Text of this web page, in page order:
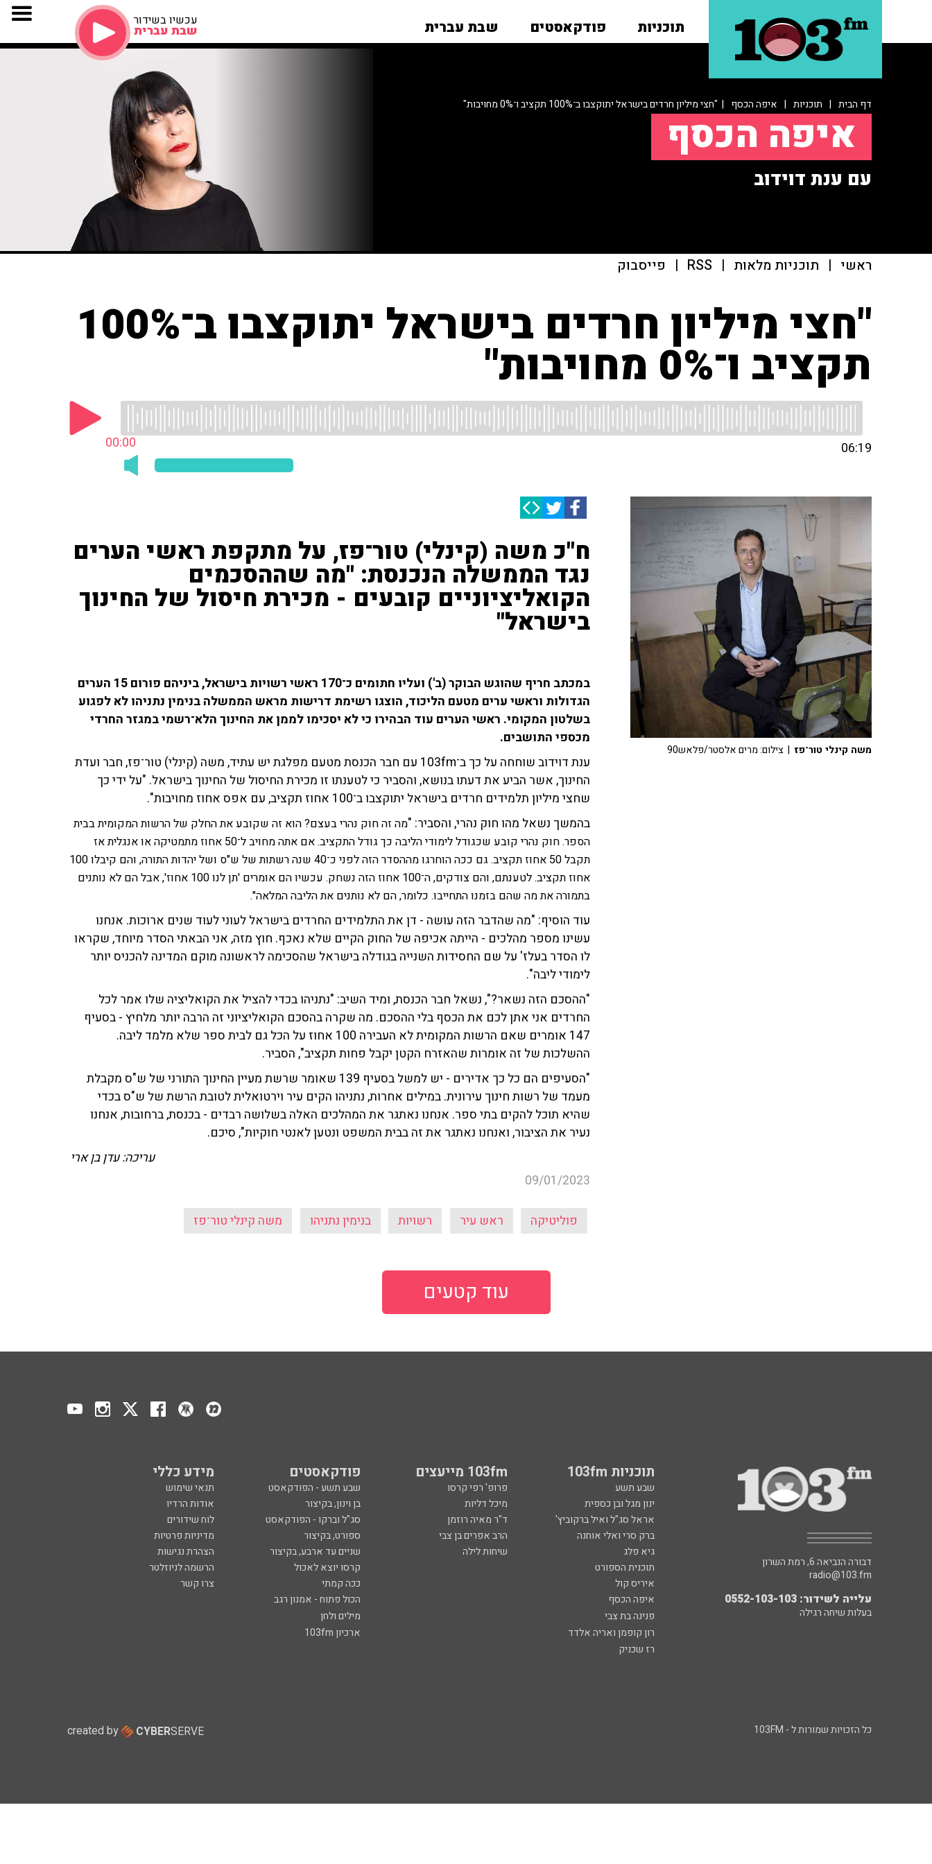
תוכניות פודקאסטים שבת עברית עכשיו בשידור
שבת עברית
דף הבית | תוכניות | איפה הכסף | "חצי מיליון חרדים בישראל יתוקצבו ב־100% תקציב ו־0% מחויבות"
איפה הכסף
עם ענת דוידוב
ראשי | תוכניות מלאות |
RSS
| פייסבוק
"חצי מיליון חרדים בישראל יתוקצבו ב־100%
תקציב ו־0% מחויבות"
00:00 06:19
ח"כ משה (קינלי) טור־פז, על מתקפת ראשי הערים
נגד הממשלה הנכנסת: "מה שההסכמים
הקואליציוניים קובעים - מכירת חיסול של החינוך
בישראל"
במכתב חריף שהוגש הבוקר (ב') ועליו חתומים כ־170 ראשי רשויות בישראל, ביניהם פורום 15 הערים
הגדולות וראשי ערים מטעם הליכוד, הוצגו רשימת דרישות מראש הממשלה בנימין נתניהו לא לפגוע
בשלטון המקומי. ראשי הערים עוד הבהירו כי לא יסכימו לממן את החינוך הלא־רשמי במגזר החרדי
מכספי התושבים.
ענת דוידוב שוחחה על כך ב־103fm עם חבר הכנסת מטעם מפלגת יש עתיד, משה (קינלי) טור־פז, חבר ועדת
החינוך, אשר הביע את דעתו בנושא, והסביר כי לטענתו זו מכירת החיסול של החינוך בישראל. "על ידי כך
שחצי מיליון תלמידים חרדים בישראל יתוקצבו ב־100 אחוז תקציב, עם אפס אחוז מחויבות".
בהמשך נשאל מהו חוק נהרי, והסביר: "מה זה חוק נהרי בעצם? הוא זה שקובע את החלק של הרשות המקומית בבית
הספר. חוק נהרי קובע שכגודל לימודי הליבה כך גודל התקציב. אם אתה מחויב ל־50 אחוז מתמטיקה או אנגלית אז
תקבל 50 אחוז תקציב. גם ככה הוחרגו מההסדר הזה לפני כ־40 שנה רשתות של ש"ס ושל יהדות התורה, והם קיבלו 100
אחוז תקציב. לטענתם, והם צודקים, ה־100 אחוז הזה נשחק. עכשיו הם אומרים 'תן לנו 100 אחוז', אבל הם לא נותנים
בתמורה את מה שהם בזמנו התחייבו. כלומר, הם לא נותנים את הליבה המלאה".
עוד הוסיף: "מה שהדבר הזה עושה - דן את התלמידים החרדים בישראל לעוני לעוד שנים ארוכות. אנחנו
עשינו מספר מהלכים - הייתה אכיפה של החוק הקיים שלא נאכף. חוץ מזה, אני הבאתי הסדר מיוחד, שקראו
לו הסדר בעלז' על שם החסידות השנייה בגודלה בישראל שהסכימה לראשונה מוקם המדינה להכניס יותר
לימודי ליבה".
"ההסכם הזה נשאר?", נשאל חבר הכנסת, ומיד השיב: "נתניהו בכדי להציל את הקואליציה שלו אמר לכל
החרדים אני אתן לכם את הכסף בלי ההסכם. מה שקרה בהסכם הקואליציוני זה הרבה יותר מלחיץ - בסעיף
147 אומרים שאם הרשות המקומית לא העבירה 100 אחוז על הכל גם לבית ספר שלא מלמד ליבה.
ההשלכות של זה אומרות שהאזרח הקטן יקבל פחות תקציב", הסביר.
"הסעיפים הם כל כך אדירים - יש למשל בסעיף 139 שאומר שרשת מעיין החינוך התורני של ש"ס מקבלת
מעמד של רשות חינוך עירונית. במילים אחרות, נתניהו הקים עיר וירטואלית לטובת הרשת של ש"ס בכדי
שהיא תוכל להקים בתי ספר. אנחנו נאתגר את המהלכים האלה בשלושה רבדים - בכנסת, ברחובות, אנחנו
נעיר את הציבור, ואנחנו נאתגר את זה בבית המשפט ונטען לאנטי חוקיות", סיכם.
עריכה: עדן בן ארי
09/01/2023
פוליטיקה ראש עיר רשויות בנימין נתניהו משה קינלי טור־פז
משה קינלי טור־פז | צילום: מרים אלסטר/פלאש90
עוד קטעים
תוכניות 103fm 103fm מייעצים פודקאסטים מידע כללי
שבע תשע פרופ' רפי קרסו שבע תשע - הפודקאסט
תנאי שימוש
ינון מגל ובן כספית
מיכל דליות בן וינון, בקיצור
אודות הרדיו
אראל סג"ל ואיל ברקוביץ'
ד"ר מאיה רוזמן סג"ל וברקו - הפודקאסט
לוח שידורים
ברק סרי ואלי אוחנה
הרב אפרים בן צבי ספורט, בקיצור
מדיניות פרטיות
גיא פלג
שיחות לילה שניים עד ארבע, בקיצור
הצהרת נגישות
תוכנית הספורט
קרסו יוצא לאכול
הרשמה לניוזלטר
איריס קול
ככה קמתי
צרו קשר
איפה הכסף
הכול פתוח - אמנון רגב
פנינה בת צבי
מילים ולחן
רון קופמן ואריה אלדד
ארכיון 103fm
רז שכניק
דבורה הנביאה 6, רמת השרון
radio@103.fm
עלייה לשידור: 0552-103-103
בעלות שיחה רגילה
כל הזכויות שמורות ל - 103FM created by CYBERSERVE